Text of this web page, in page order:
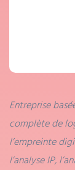
Entreprise
complète de
l’empreinte
l’analyse IP,